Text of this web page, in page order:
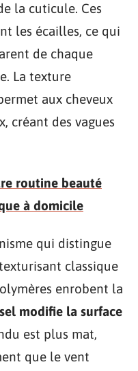
la cuticule. Ces
les écailles, ce qui
de chaque
La texture
aux cheveux
créant des vagues
routine beauté
à domicile
qui distingue
classique
enrobent la
modifie la surface
est plus mat,
que le vent